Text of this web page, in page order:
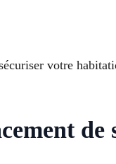
votre